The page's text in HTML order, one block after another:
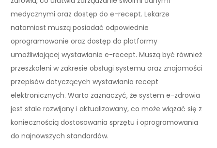
medycznymi oraz dostęp do e-recept. Lekarze
natomiast muszą posiadać odpowiednie
oprogramowanie oraz dostęp do platformy
umożliwiającej wystawianie e-recept. Muszą być również
przeszkoleni w zakresie obsługi systemu oraz znajomości
przepisów dotyczących wystawiania recept
elektronicznych. Warto zaznaczyć, że system e-zdrowia
jest stale rozwijany i aktualizowany, co może wiązać się z
koniecznością dostosowania sprzętu i oprogramowania
do najnowszych standardów.